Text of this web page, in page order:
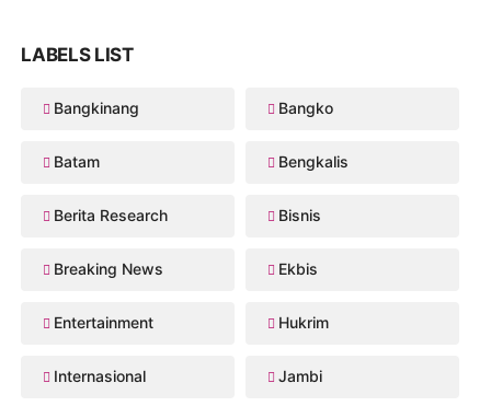
LABELS LIST
Bangkinang Bangko
Batam Bengkalis
Berita Research Bisnis
Breaking News Ekbis
Entertainment Hukrim
Internasional Jambi